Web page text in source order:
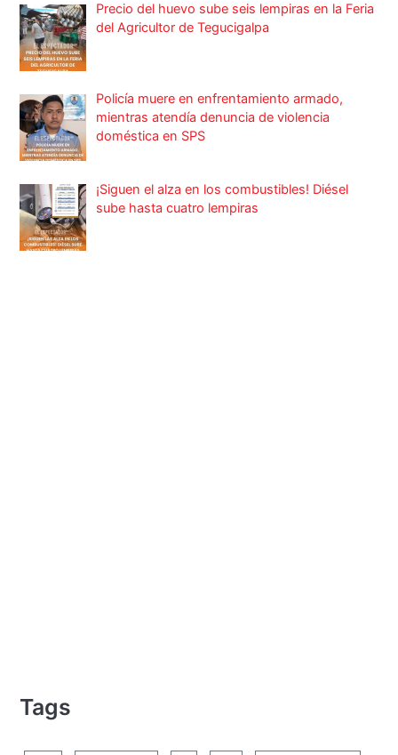
Precio del huevo sube seis lempiras en la Feria
del Agricultor de Tegucigalpa
Policía muere en enfrentamiento armado,
mientras atendía denuncia de violencia
doméstica en SPS
¡Siguen el alza en los combustibles! Diésel
sube hasta cuatro lempiras
Tags